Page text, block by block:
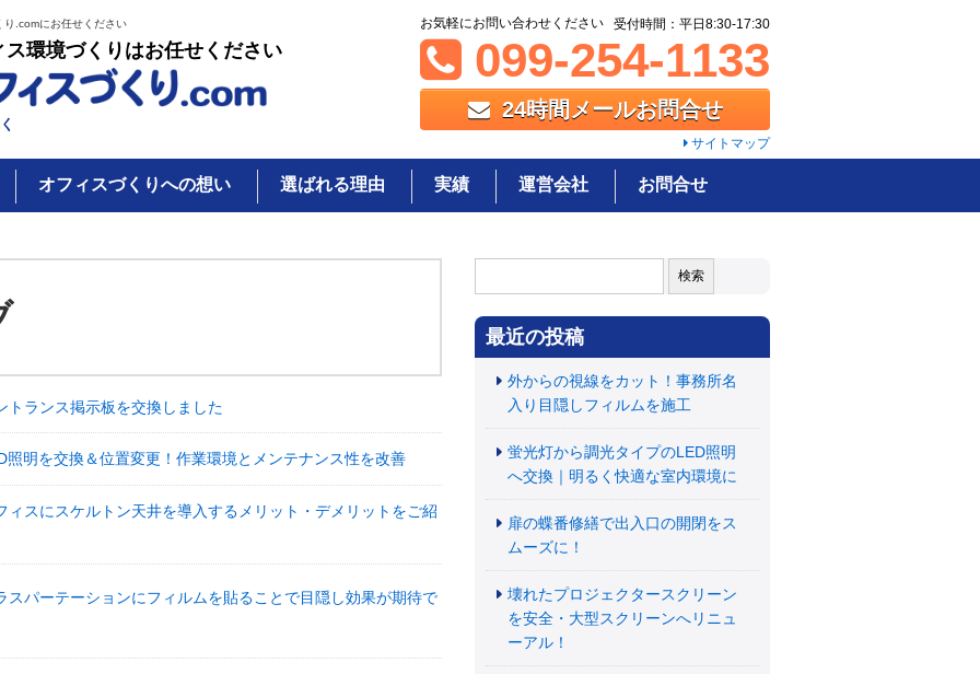
り.comにお任せください
環境づくりはお任せください
お気軽にお問い合わせください
099-254-1133
受付時間：平日8:30-17:30
24時間メールお問合せ
サイトマップ
オフィスづくりへの想い 選ばれる理由 実績 運営会社 お問合せ
トランス掲示板を交換しました
照明を交換＆位置変更！作業環境とメンテナンス性を改善
ィスにスケルトン天井を導入するメリット・デメリットをご紹
スパーテーションにフィルムを貼ることで目隠し効果が期待で
索:
最近の投稿
外からの視線をカット！事務所名
入り目隠しフィルムを施工
蛍光灯から調光タイプのLED照明
へ交換｜明るく快適な室内環境に
扉の蝶番修繕で出入口の開閉をス
ムーズに！
壊れたプロジェクタースクリーン
を安全・大型スクリーンへリニュ
ーアル！